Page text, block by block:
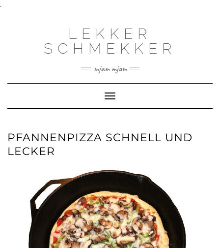
.
LEKKER
SCHMEKKER
mjam mjam
Toggle
Navigation
PFANNENPIZZA SCHNELL UND
LECKER